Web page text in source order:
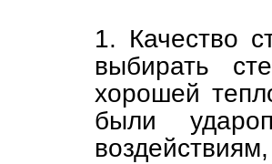
1. Качество
выбирать
хорошей
были